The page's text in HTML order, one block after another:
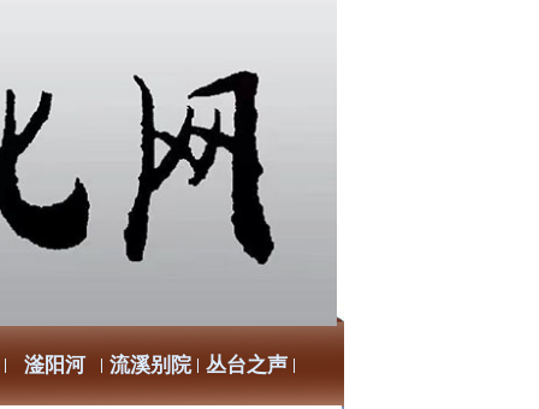
滏阳河 流溪别院 丛台之声